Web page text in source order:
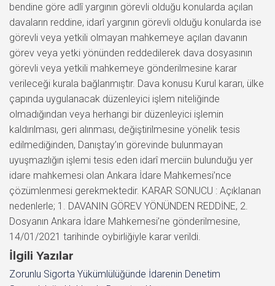
bendine göre adlî yargının görevli olduğu konularda açılan
davaların reddine, idarî yargının görevli olduğu konularda ise
görevli veya yetkili olmayan mahkemeye açılan davanın
görev veya yetki yönünden reddedilerek dava dosyasının
görevli veya yetkili mahkemeye gönderilmesine karar
verileceği kurala bağlanmıştır. Dava konusu Kurul kararı, ülke
çapında uygulanacak düzenleyici işlem niteliğinde
olmadığından veya herhangi bir düzenleyici işlemin
kaldırılması, geri alınması, değiştirilmesine yönelik tesis
edilmediğinden, Danıştay’ın görevinde bulunmayan
uyuşmazlığın işlemi tesis eden idarî merciin bulunduğu yer
idare mahkemesi olan Ankara İdare Mahkemesi’nce
çözümlenmesi gerekmektedir. KARAR SONUCU : Açıklanan
nedenlerle; 1. DAVANIN GÖREV YÖNÜNDEN REDDİNE, 2.
Dosyanın Ankara İdare Mahkemesi’ne gönderilmesine,
14/01/2021 tarihinde oybirliğiyle karar verildi.
İlgili Yazılar
Zorunlu Sigorta Yükümlülüğünde İdarenin Denetim